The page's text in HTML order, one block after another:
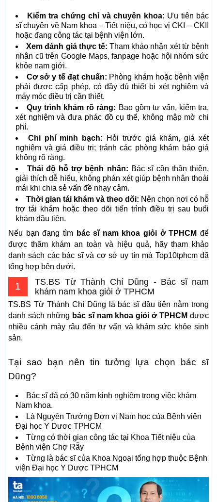
Kiểm tra chứng chỉ và chuyên khoa: Ưu tiên bác
sĩ chuyên về Nam khoa – Tiết niệu, có học vị CKI – CKII
hoặc đang công tác tại bệnh viện lớn.
Xem đánh giá thực tế: Tham khảo nhận xét từ bệnh
nhân cũ trên Google Maps, fanpage hoặc hội nhóm sức
khỏe nam giới.
Cơ sở y tế đạt chuẩn: Phòng khám hoặc bệnh viện
phải được cấp phép, có đầy đủ thiết bị xét nghiệm và
máy móc điều trị cần thiết.
Quy trình khám rõ ràng: Bao gồm tư vấn, kiểm tra,
xét nghiệm và đưa phác đồ cụ thể, không mập mờ chi
phí.
Chi phí minh bạch: Hỏi trước giá khám, giá xét
nghiệm và giá điều trị; tránh các phòng khám báo giá
không rõ ràng.
Thái độ hỗ trợ bệnh nhân: Bác sĩ cần thân thiện,
giải thích dễ hiểu, không phán xét giúp bệnh nhân thoải
mái khi chia sẻ vấn đề nhạy cảm.
Thời gian tái khám và theo dõi: Nên chọn nơi có hỗ
trợ tái khám hoặc theo dõi tiến trình điều trị sau buổi
khám đầu tiên.
Nếu bạn đang tìm bác sĩ nam khoa giỏi ở TPHCM để
được thăm khám an toàn và hiệu quả, hãy tham khảo
danh sách các bác sĩ và cơ sở uy tín mà Top10tphcm đã
tổng hợp bên dưới.
1
TS.BS Từ Thành Chí Dũng - Bác sĩ nam
khám nam khoa giỏi ở TPHCM
TS.BS Từ Thành Chí Dũng là bác sĩ đầu tiên nằm trong
danh sách những bác sĩ nam khoa giỏi ở TPHCM được
nhiều cánh mày râu đến tư vấn và khám sức khỏe sinh
sản.
Tại sao bạn nên tin tưởng lựa chọn bác sĩ
Dũng?
Bác sĩ đã có 30 năm kinh nghiệm trong việc khám
Nam khoa.
Là Nguyên Trưởng Đơn vị Nam học của Bệnh viện
Đại học Y Dươc TPHCM
Từng có thời gian công tác tại Khoa Tiết niệu của
Bệnh viện Chợ Rẫy
Từng là bác sĩ của Khoa Ngoại tổng hợp thuộc Bệnh
viện Đại học Y Dược TPHCM